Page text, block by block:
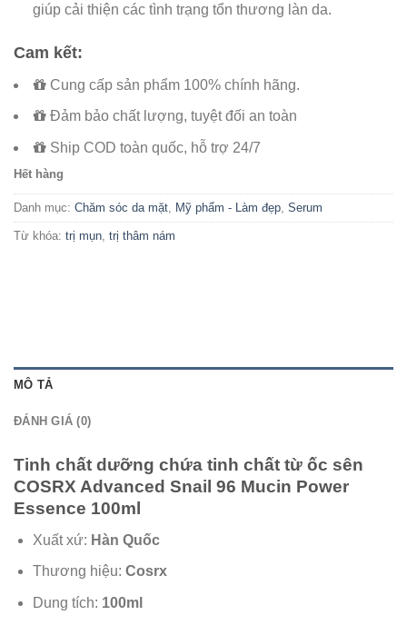
giúp cải thiện các tình trạng tổn thương làn da.
Cam kết:
Cung cấp sản phẩm 100% chính hãng.
Đảm bảo chất lượng, tuyệt đối an toàn
Ship COD toàn quốc, hỗ trợ 24/7
Hết hàng
Danh mục: Chăm sóc da mặt, Mỹ phẩm - Làm đẹp, Serum
Từ khóa: trị mụn, trị thâm nám
MÔ TẢ
ĐÁNH GIÁ (0)
Tinh chất dưỡng chứa tinh chất từ ốc sên
COSRX Advanced Snail 96 Mucin Power
Essence 100ml
Xuất xứ: Hàn Quốc
Thương hiệu: Cosrx
Dung tích: 100ml